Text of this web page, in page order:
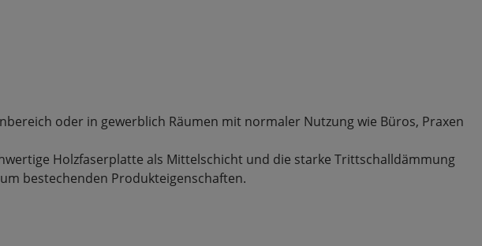
oder in gewerblich Räumen mit normaler Nutzung wie Büros, Praxen
Holzfaserplatte als Mittelschicht und die starke Trittschalldämmung
bestechenden Produkteigenschaften.